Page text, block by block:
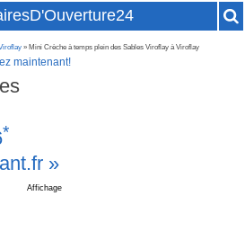
» Mini Crèche à temps plein des Sables Viroflay à Viroflay
maintenant!
*
»
Affichage